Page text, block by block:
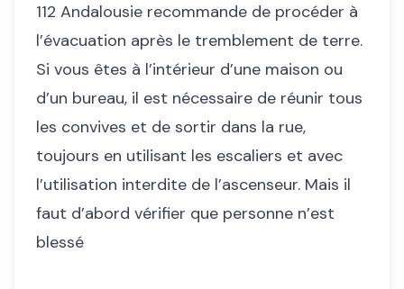
112 Andalousie recommande de procéder à
l’évacuation après le tremblement de terre.
Si vous êtes à l’intérieur d’une maison ou
d’un bureau, il est nécessaire de réunir tous
les convives et de sortir dans la rue,
toujours en utilisant les escaliers et avec
l’utilisation interdite de l’ascenseur. Mais il
faut d’abord vérifier que personne n’est
blessé